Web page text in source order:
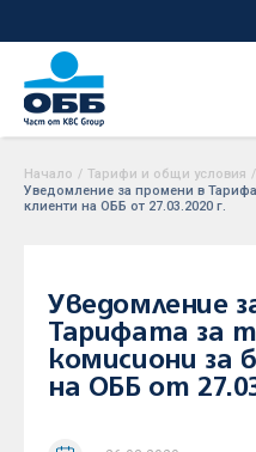
Начало / Тарифи и общи условия /
Уведомление за промени в
клиенти на ОББ от 27.03.2020 г.
Уведомление
Тарифата за
комисиони за
на ОББ от